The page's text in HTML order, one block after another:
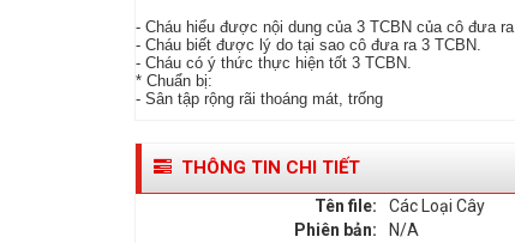
- Cháu hiểu được nội dung của 3 TCBN của cô đưa ra
- Cháu biết được lý do tại sao cô đưa ra 3 TCBN.
- Cháu có ý thức thực hiện tốt 3 TCBN.
* Chuẩn bị:
- Sân tập rộng rãi thoáng mát, trống
THÔNG TIN CHI TIẾT
Tên file:
Các Loại Cây
Phiên bản:
N/A